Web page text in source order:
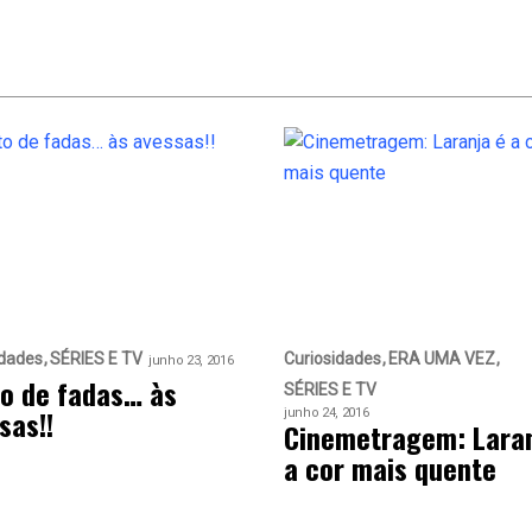
SÉRIES E TV junho 23, 2016
de fadas… às
Curiosidades ERA UMA VEZ
SÉRIES E TV
junho 24, 2016
Cinemetragem:
a cor mais quente